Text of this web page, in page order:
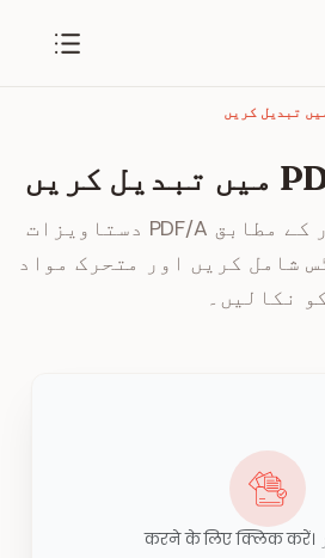
آرکائیو کے معیار کے مطابق PDF/A دستاویزات
شامل کریں اور متحرک مواد
کو نکالیں۔